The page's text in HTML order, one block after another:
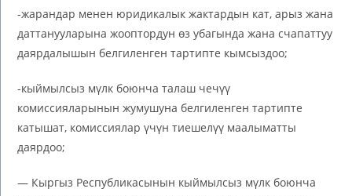
-жарандар менен юридикалык жактардын кат, арыз жана
даттанууларына жооптордун өз убагында жана счапаттуу
даярдалышын белгиленген тартипте кымсыздоо;
-кыймылсыз мүлк боюнча талаш чечүү
комиссияларынын жумушуна белгиленген тартипте
катышат, комиссиялар үчүн тиешелүү маалыматты
даярдоо;
— Кыргыз Республикасынын кыймылсыз мүлк боюнча